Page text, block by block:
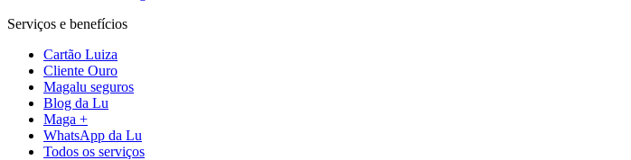
Serviços e benefícios
Cartão Luiza
Cliente Ouro
Magalu seguros
Blog da Lu
Maga +
WhatsApp da Lu
Todos os serviços